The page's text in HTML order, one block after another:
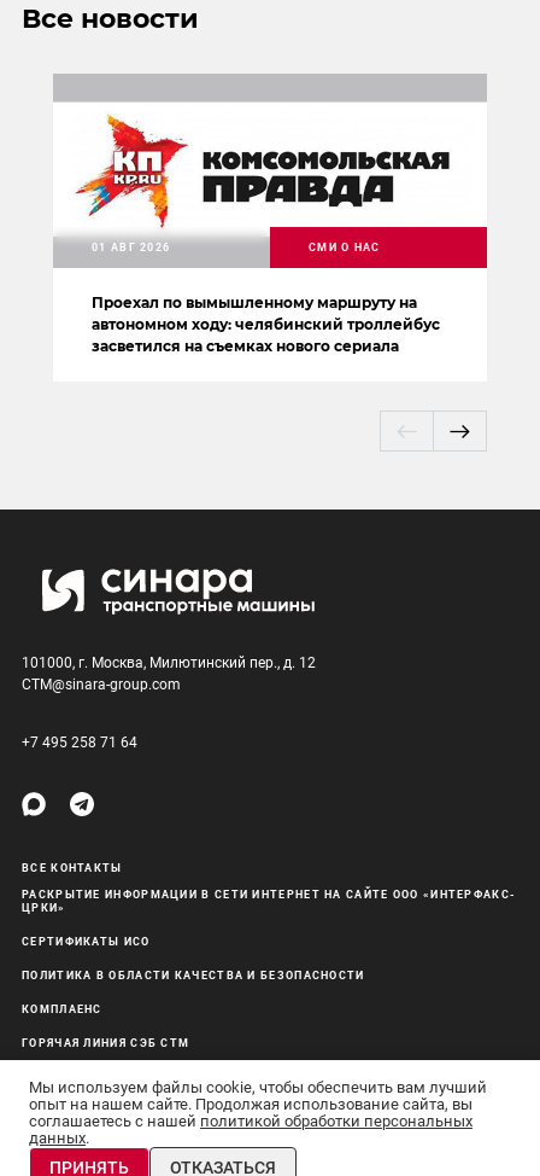
Все новости
Проехал по вымышленному маршруту на
автономном ходу: челябинский троллейбус
засветился на съемках нового сериала
01 АВГ 2026 СМИ О НАС
101000, г. Москва, Милютинский пер., д. 12
CTM@sinara-group.com
+7 495 258 71 64
ВСЕ КОНТАКТЫ
РАСКРЫТИЕ ИНФОРМАЦИИ В СЕТИ ИНТЕРНЕТ НА САЙТЕ ООО «ИНТЕРФАКС-
ЦРКИ»
СЕРТИФИКАТЫ ИСО
ПОЛИТИКА В ОБЛАСТИ КАЧЕСТВА И БЕЗОПАСНОСТИ
КОМПЛАЕНС
ГОРЯЧАЯ ЛИНИЯ СЭБ СТМ
АО «Синара-Транспортные Машины» © 2011–26 Все права защищены
Мы используем файлы cookie, чтобы обеспечить вам лучший
опыт на нашем сайте. Продолжая использование сайта, вы
соглашаетесь с нашей политикой обработки персональных
данных.
ПРИНЯТЬ ОТКАЗАТЬСЯ